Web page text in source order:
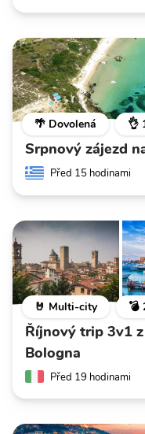
🌴 Dovolená 👌
Srpnový zájezd
Před 15 hodinami
🤘 Multi-city 💣
Říjnový trip 3v1
Bologna
Před 19 hodinami